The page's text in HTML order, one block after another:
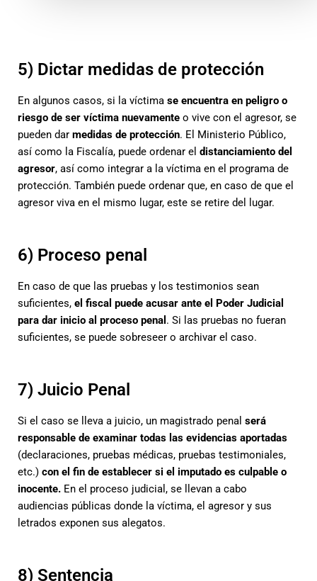
5) Dictar medidas de protección
En algunos casos, si la víctima se encuentra en peligro o
riesgo de ser víctima nuevamente o vive con el agresor, se
pueden dar medidas de protección. El Ministerio Público,
así como la Fiscalía, puede ordenar el distanciamiento del
agresor, así como integrar a la víctima en el programa de
protección. También puede ordenar que, en caso de que el
agresor viva en el mismo lugar, este se retire del lugar.
6) Proceso penal
En caso de que las pruebas y los testimonios sean
suficientes, el fiscal puede acusar ante el Poder Judicial
para dar inicio al proceso penal . Si las pruebas no fueran
suficientes, se puede sobreseer o archivar el caso.
7) Juicio Penal
Si el caso se lleva a juicio, un magistrado penal será
responsable de examinar todas las evidencias aportadas
(declaraciones, pruebas médicas, pruebas testimoniales,
etc.) con el fin de establecer si el imputado es culpable o
inocente. En el proceso judicial, se llevan a cabo
audiencias públicas donde la víctima, el agresor y sus
letrados exponen sus alegatos.
8) Sentencia